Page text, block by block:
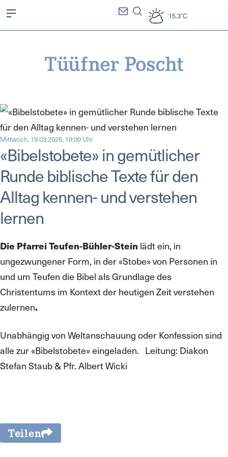
15.3°C
Mittwoch, 19.03.2025, 19:00 Uhr
«Bibelstobete» in gemütlicher
Runde biblische Texte für den
Alltag kennen- und verstehen
lernen
Die Pfarrei Teufen-Bühler-Stein lädt ein, in
ungezwungener Form, in der «Stobe» von Personen in
und um Teufen die Bibel als Grundlage des
Christentums im Kontext der heutigen Zeit verstehen
zulernen.
Unabhängig von Weltanschauung oder Konfession sind
alle zur «Bibelstobete» eingeladen. Leitung: Diakon
Stefan Staub & Pfr. Albert Wicki
Teilen